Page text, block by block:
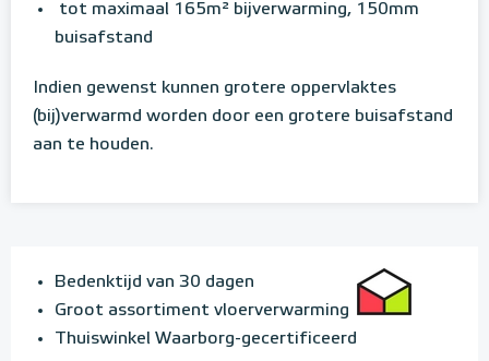
tot maximaal 165m² bijverwarming, 150mm
buisafstand
Indien gewenst kunnen grotere oppervlaktes
(bij)verwarmd worden door een grotere buisafstand
aan te houden.
Bedenktijd van 30 dagen
Groot assortiment vloerverwarming
Thuiswinkel Waarborg-gecertificeerd